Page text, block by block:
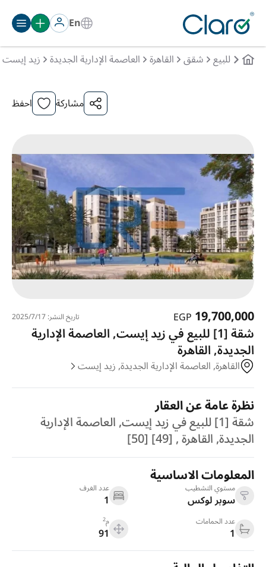
En
للبيع شقق القاهرة العاصمة الإدارية الجديدة زيد إيست
مشاركة احفظ
19,700,000
EGP تاريخ النشر: 17‏‏/7‏‏/2025
شقة [1] للبيع في زيد إيست, العاصمة الإدارية
الجديدة, القاهرة
القاهرة, العاصمة الإدارية الجديدة, زيد إيست
نظرة عامة عن العقار
شقة [1] للبيع في زيد إيست, العاصمة الإدارية
الجديدة, القاهرة , [49] [50]
المعلومات الاساسية
مستوي التشطيب
سوبر لوكس
عدد الغرف
1
عدد الحمامات
1
م2
91